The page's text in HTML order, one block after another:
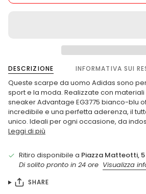
DESCRIZIONE INFORMATIVA SUI
Queste scarpe da uomo Adidas sono
sport e la moda. Realizzate con
sneaker Advantage EG3775 bianco-blu
incredibile e una perfetta aderenza, il
unico. Ideali per ogni occasione, da
Leggi di più
Ritiro disponibile a Piazza Matteotti, 5
Di solito pronto in 24 ore Visualizza
SHARE